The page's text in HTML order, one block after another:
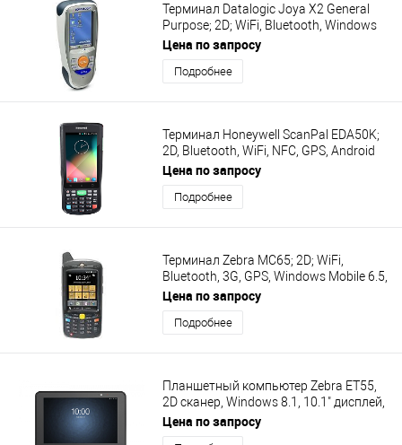
Терминал Datalogic Joya X2 General
Purpose; 2D; WiFi, Bluetooth, Windows
CE 6.0 Pro, емкость аккумулятора
2300 мАч, ПО Wavelink Avalanche,
911300150
Цена по запросу
Подробнее
Терминал Honeywell ScanPal EDA50K;
2D, Bluetooth, WiFi, NFC, GPS, Android
7.1-GMS, 2GB/8GB, 4000 мАч, камера,
26 клавиш, USB, EDA50K-0-C111NGRK
Цена по запросу
Подробнее
Терминал Zebra MC65; 2D; WiFi,
Bluetooth, 3G, GPS, Windows Mobile 6.5,
батарея 3600 мАч, камера, MC659B-
PD0BAB00100
Цена по запросу
Подробнее
Планшетный компьютер Zebra ET55,
2D сканер, Windows 8.1, 10.1" дисплей,
Intel Z3795, 4GB/64GB, Wi-Fi, Bluetooth,
LTE, 8700 мАч, без БП, ET55RT-W22E
Цена по запросу